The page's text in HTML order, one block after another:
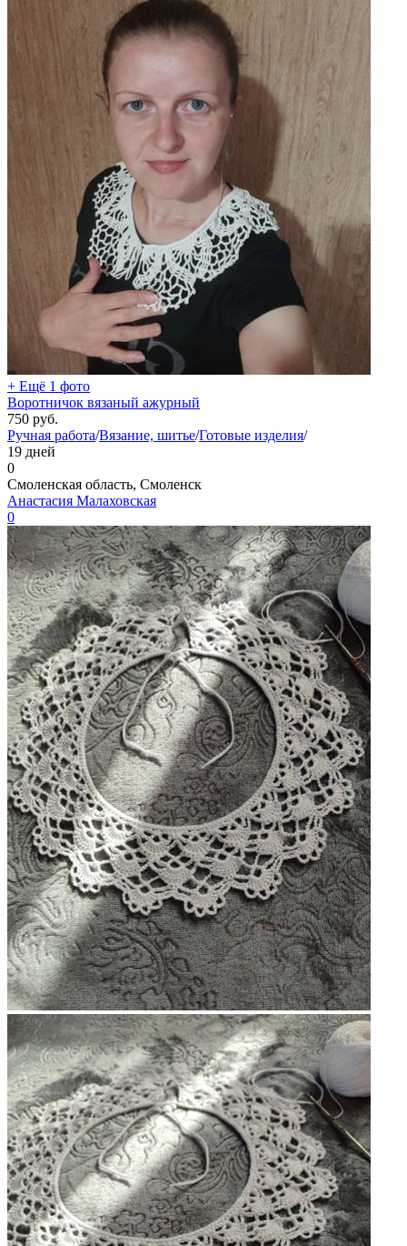
+ Ещё 1 фото
Воротничок вязаный ажурный
750 руб.
Ручная работа/Вязание, шитье/Готовые изделия/
19 дней
0
Смоленская область, Смоленск
Анастасия Малаховская
0